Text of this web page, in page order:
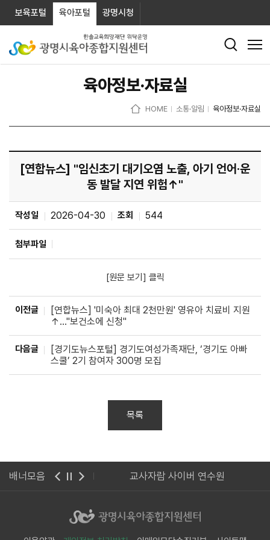
보육포털 육아포털 광명시청
육아정보·자료실
HOME 소통·알림 육아정보·자료실
[연합뉴스] "임신초기 대기오염 노출, 아기 언어·운
동 발달 지연 위험↑"
작성일 2026-04-30 조회 544
첨부파일
[원문 보기] 클릭
이전글
[연합뉴스] '미숙아 최대 2천만원' 영유아 치료비 지원
↑…"보건소에 신청"
다음글
[경기도뉴스포털] 경기도여성가족재단, ‘경기도 아빠
스쿨’ 2기 참여자 300명 모집
목록
배너모음
집관리시스템 교사자람 사이버 연수원